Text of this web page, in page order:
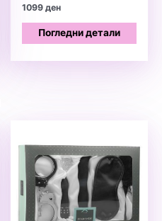
1099ден
Погледни детали